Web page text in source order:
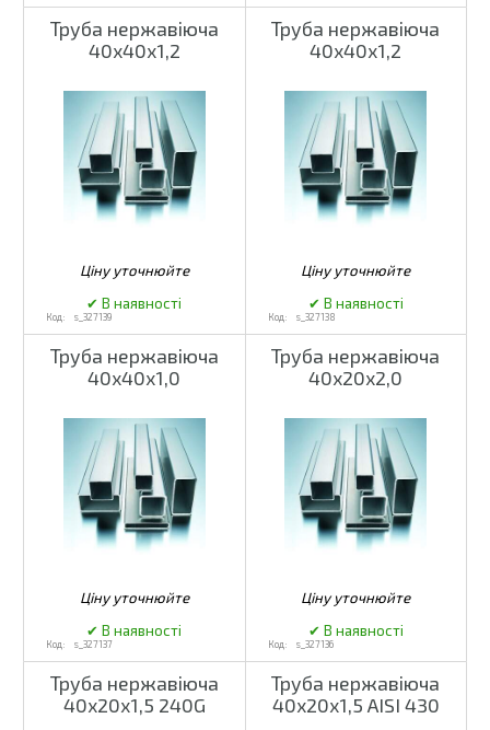
Труба нержавіюча
40х40х1,2
s_327139
Труба нержавіюча
40х40х1,2
s_327138
Труба нержавіюча
40х40х1,0
s_327137
Труба нержавіюча
40х20х2,0
s_327136
Труба нержавіюча
40х20х1,5 240G
Труба нержавіюча
40х20х1,5 AISI 430